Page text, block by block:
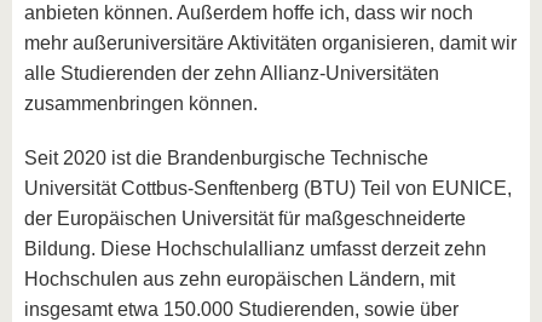
anbieten können. Außerdem hoffe ich, dass wir noch
mehr außeruniversitäre Aktivitäten organisieren, damit wir
alle Studierenden der zehn Allianz-Universitäten
zusammenbringen können.
Seit 2020 ist die Brandenburgische Technische
Universität Cottbus-Senftenberg (BTU) Teil von EUNICE,
der Europäischen Universität für maßgeschneiderte
Bildung. Diese Hochschulallianz umfasst derzeit zehn
Hochschulen aus zehn europäischen Ländern, mit
insgesamt etwa 150.000 Studierenden, sowie über